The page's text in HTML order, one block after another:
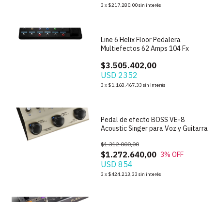
3 x $217.280,00sin interés
Line 6 Helix Floor Pedalera
Multiefectos 62 Amps 104 Fx
$3.505.402,00
USD 2352
3 x $1.168.467,33 sin interés
Pedal de efecto BOSS VE-8
Acoustic Singer para Voz y Guitarra
$1.272.640,00
$1.312.000,00
3% OFF
USD 854
3 x $424.213,33 sin interés